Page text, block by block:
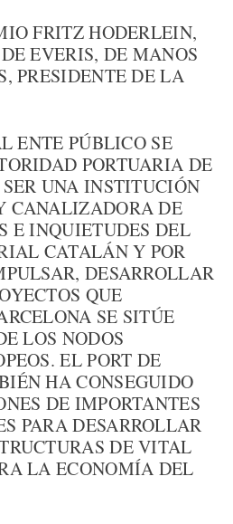
FRITZ HODERLEIN,
EVERIS, DE MANOS
PRESIDENTE DE LA
ENTE PÚBLICO SE
PORTUARIA DE
UNA INSTITUCIÓN
CANALIZADORA DE
E INQUIETUDES DEL
CATALÁN Y POR
DESARROLLAR
QUE
SE SITÚE
LOS NODOS
EL PORT DE
HA CONSEGUIDO
DE IMPORTANTES
PARA DESARROLLAR
DE VITAL
LA ECONOMÍA DEL